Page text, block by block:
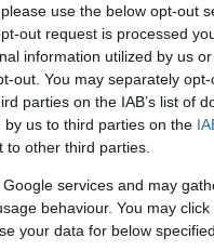
use the below opt-out
out request is processed
information utilized by us
out. You may separately
parties on the IAB’s list of
us to third parties on the
other third parties.
services and may
behaviour. You may
your data for below